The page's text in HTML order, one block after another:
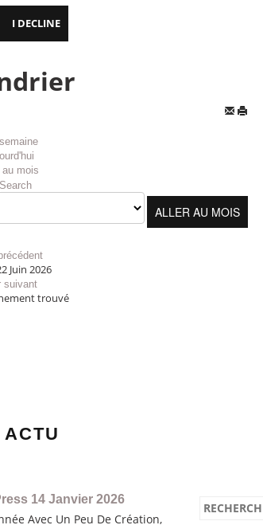
I DECLINE
au mois
ALLER AU MOIS
Juin 2026
suivant
trouvé
14 Janvier 2026
Avec Un Peu De Création,